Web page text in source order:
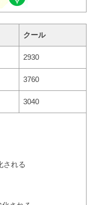
クール
2930
3760
3040
される